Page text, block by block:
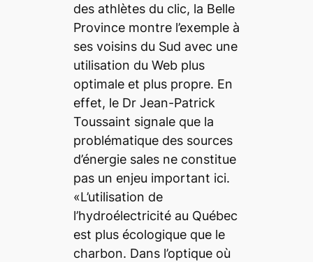
des athlètes du clic, la Belle
Province montre l’exemple à
ses voisins du Sud avec une
utilisation du Web plus
optimale et plus propre. En
effet, le Dr Jean-Patrick
Toussaint signale que la
problématique des sources
d’énergie sales ne constitue
pas un enjeu important ici.
«L’utilisation de
l’hydroélectricité au Québec
est plus écologique que le
charbon. Dans l’optique où